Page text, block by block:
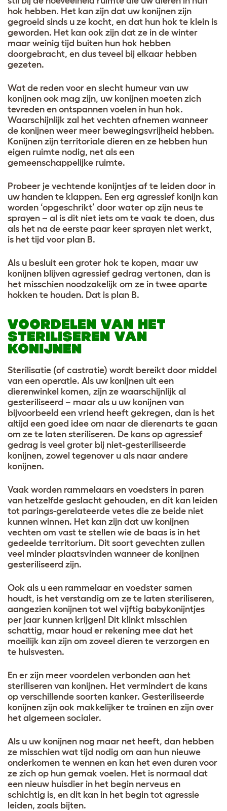
hok hebben. Het kan zijn dat uw konijnen zijn
gegroeid sinds u ze kocht, en dat hun hok te klein is
geworden. Het kan ook zijn dat ze in de winter
maar weinig tijd buiten hun hok hebben
doorgebracht, en dus teveel bij elkaar hebben
gezeten.
Wat de reden voor en slecht humeur van uw
konijnen ook mag zijn, uw konijnen moeten zich
tevreden en ontspannen voelen in hun hok.
Waarschijnlijk zal het vechten afnemen wanneer
de konijnen weer meer bewegingsvrijheid hebben.
Konijnen zijn territoriale dieren en ze hebben hun
eigen ruimte nodig, net als een
gemeenschappelijke ruimte.
Probeer je vechtende konijntjes af te leiden door in
uw handen te klappen. Een erg agressief konijn kan
worden ‘opgeschrikt’ door water op zijn neus te
sprayen – al is dit niet iets om te vaak te doen, dus
als het na de eerste paar keer sprayen niet werkt,
is het tijd voor plan B.
Als u besluit een groter hok te kopen, maar uw
konijnen blijven agressief gedrag vertonen, dan is
het misschien noodzakelijk om ze in twee aparte
hokken te houden. Dat is plan B.
VOORDELEN VAN HET
STERILISEREN VAN
KONIJNEN
Sterilisatie (of castratie) wordt bereikt door middel
van een operatie. Als uw konijnen uit een
dierenwinkel komen, zijn ze waarschijnlijk al
gesteriliseerd – maar als u uw konijnen van
bijvoorbeeld een vriend heeft gekregen, dan is het
altijd een goed idee om naar de dierenarts te gaan
om ze te laten steriliseren. De kans op agressief
gedrag is veel groter bij niet-gesteriliseerde
konijnen, zowel tegenover u als naar andere
konijnen.
Vaak worden rammelaars en voedsters in paren
van hetzelfde geslacht gehouden, en dit kan leiden
tot parings-gerelateerde vetes die ze beide niet
kunnen winnen. Het kan zijn dat uw konijnen
vechten om vast te stellen wie de baas is in het
gedeelde territorium. Dit soort gevechten zullen
veel minder plaatsvinden wanneer de konijnen
gesteriliseerd zijn.
Ook als u een rammelaar en voedster samen
houdt, is het verstandig om ze te laten steriliseren,
aangezien konijnen tot wel vijftig babykonijntjes
per jaar kunnen krijgen! Dit klinkt misschien
schattig, maar houd er rekening mee dat het
moeilijk kan zijn om zoveel dieren te verzorgen en
te huisvesten.
En er zijn meer voordelen verbonden aan het
steriliseren van konijnen. Het vermindert de kans
op verschillende soorten kanker. Gesteriliseerde
konijnen zijn ook makkelijker te trainen en zijn over
het algemeen socialer.
Als u uw konijnen nog maar net heeft, dan hebben
ze misschien wat tijd nodig om aan hun nieuwe
onderkomen te wennen en kan het even duren voor
ze zich op hun gemak voelen. Het is normaal dat
een nieuw huisdier in het begin nerveus en
schichtig is, en dit kan in het begin tot agressie
leiden, zoals bijten.